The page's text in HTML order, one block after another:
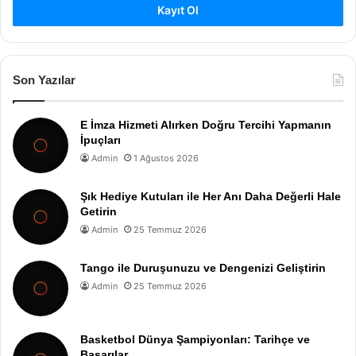
Kayıt Ol
Son Yazılar
E İmza Hizmeti Alırken Doğru Tercihi Yapmanın
İpuçları
Admin 1 Ağustos 2026
Şık Hediye Kutuları ile Her Anı Daha Değerli Hale
Getirin
Admin 25 Temmuz 2026
Tango ile Duruşunuzu ve Dengenizi Geliştirin
Admin 25 Temmuz 2026
Basketbol Dünya Şampiyonları: Tarihçe ve